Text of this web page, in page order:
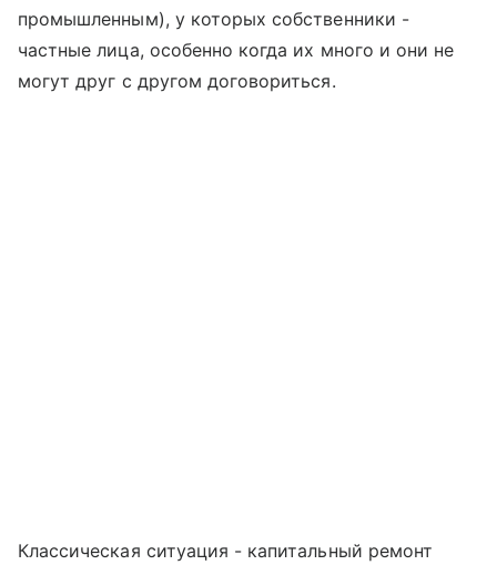
промышленным), у которых собственники -
частные лица, особенно когда их много и они не
могут друг с другом договориться.
Классическая ситуация - капитальный ремонт